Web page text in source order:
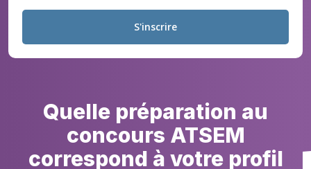
S'inscrire
Quelle préparation au
concours ATSEM
correspond à votre profil